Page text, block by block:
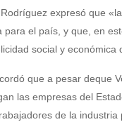
expresó que
para el país, y que, en
social y económica
que a pesar deque
las empresas del
de la industria